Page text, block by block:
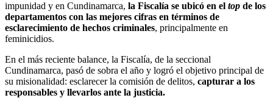
impunidad y en Cundinamarca, la Fiscalía se ubicó en el top de los
departamentos con las mejores cifras en términos de
esclarecimiento de hechos criminales, principalmente en
feminicidios.
En el más reciente balance, la Fiscalía, de la seccional
Cundinamarca, pasó de sobra el año y logró el objetivo principal de
su misionalidad: esclarecer la comisión de delitos, capturar a los
responsables y llevarlos ante la justicia.